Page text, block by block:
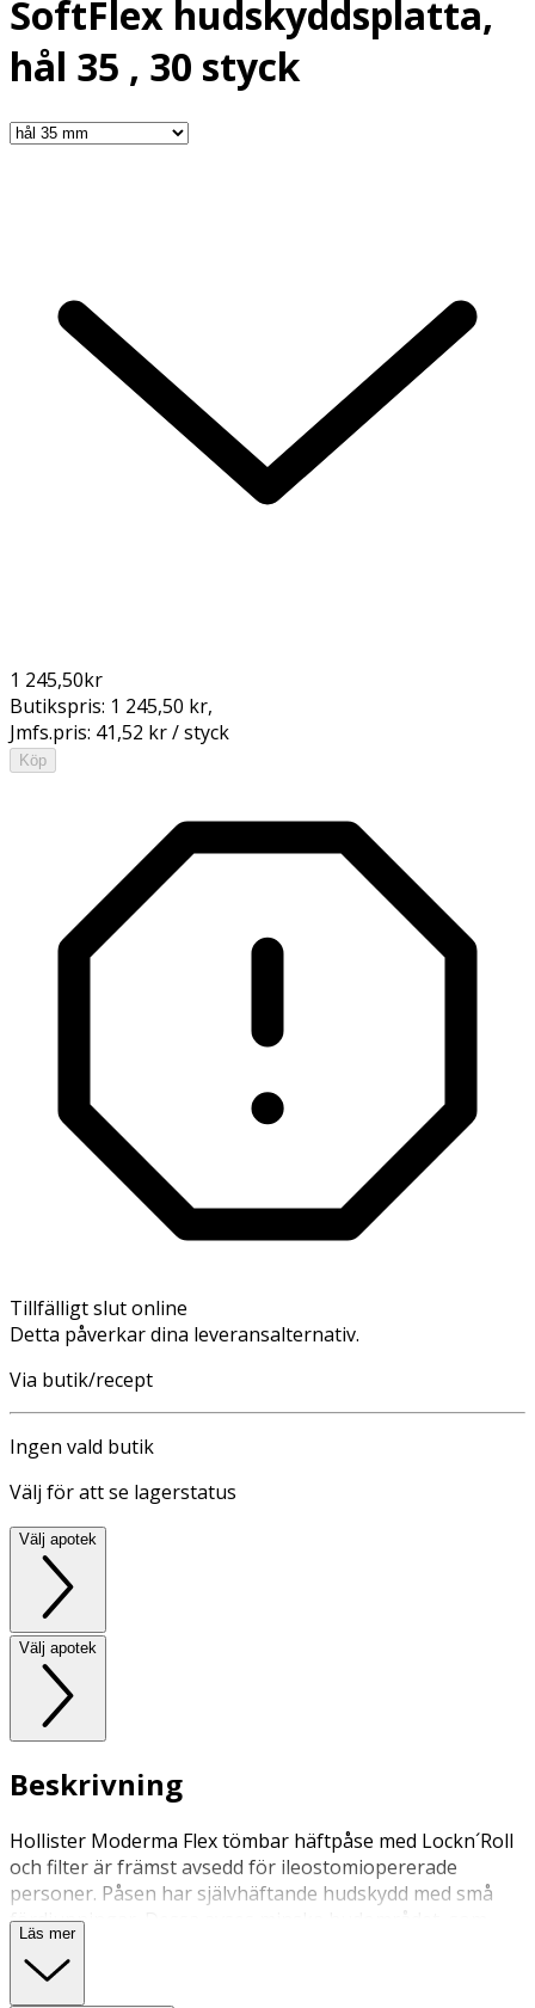
SoftFlex hudskyddsplatta,
hål 35 , 30 styck
1 245,50kr
Butikspris: 1 245,50 kr,
Jmfs.pris: 41,52 kr / styck
Köp
Tillfälligt slut online
Detta påverkar dina leveransalternativ.
Via butik/recept
Ingen vald butik
Välj för att se lagerstatus
Välj apotek
Välj apotek
Beskrivning
Hollister Moderma Flex tömbar häftpåse med Lockn´Roll
och filter är främst avsedd för ileostomiopererade
personer. Påsen har självhäftande hudskydd med små
fördjupningar. Dessa avses minska hudområdet, som
kommer i kontakt med plattan. Fast påslås.
Läs mer